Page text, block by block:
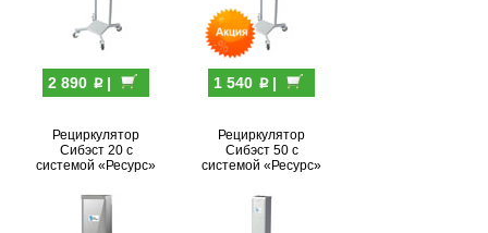
2 890 p| 1 540 p|
Рециркулятор
Сибэст 20 с
системой «Ресурс»
Рециркулятор
Сибэст 50 с
системой «Ресурс»